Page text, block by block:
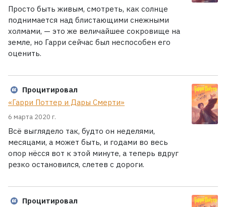
Просто быть живым, смотреть, как солнце
поднимается над блистающими снежными
холмами, — это же величайшее сокровище на
земле, но Гарри сейчас был неспособен его
оценить.
Процитировал
«Гарри Поттер и Дары Смерти»
6 марта 2020 г.
Всё выглядело так, будто он неделями,
месяцами, а может быть, и годами во весь
опор нёсся вот к этой минуте, а теперь вдруг
резко остановился, слетев с дороги.
Процитировал